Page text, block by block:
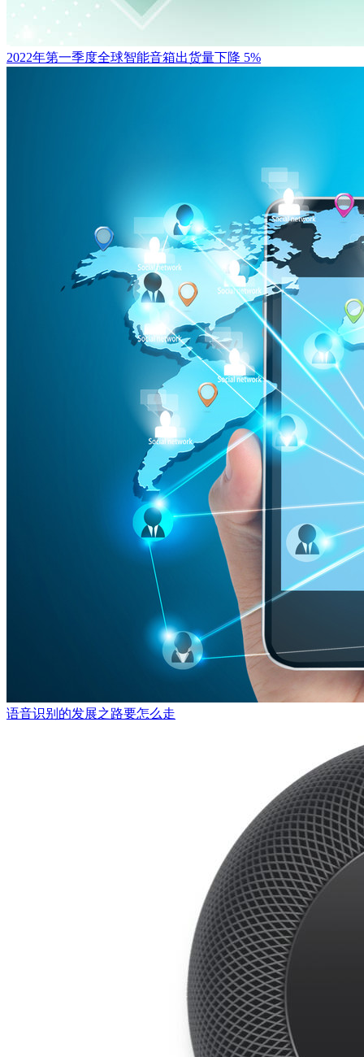
2022年第一季度全球智能音箱出货量下降 5%
语音识别的发展之路要怎么走